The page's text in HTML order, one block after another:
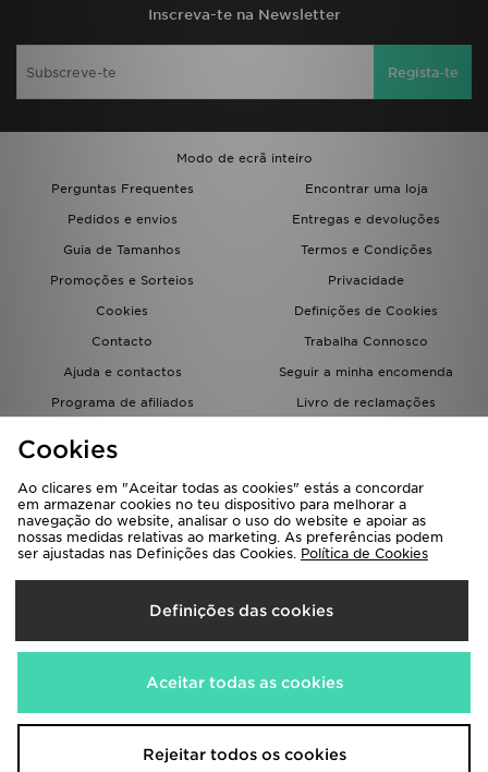
Inscreva-te na Newsletter
Regista-te
Modo de ecrã inteiro
Perguntas Frequentes
Encontrar uma loja
Pedidos e envios
Entregas e devoluções
Guia de Tamanhos
Termos e Condições
Promoções e Sorteios
Privacidade
Cookies
Definições de Cookies
Contacto
Trabalha Connosco
Ajuda e contactos
Seguir a minha encomenda
Programa de afiliados
Livro de reclamações
Seleciona O País
Portugal
Aceitamos os seguintes métodos de pagamento
Visita a nossa página corporativa emwww.jdplc.com
Cookies
Ao clicares em "Aceitar todas as cookies" estás a concordar
em armazenar cookies no teu dispositivo para melhorar a
navegação do website, analisar o uso do website e apoiar as
nossas medidas relativas ao marketing. As preferências podem
ser ajustadas nas Definições das Cookies. Política de Cookies
Definições das cookies
Aceitar todas as cookies
Rejeitar todos os cookies